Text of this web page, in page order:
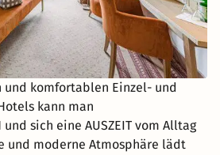
und komfortablen Einzel- und
kann man
und sich eine AUSZEIT vom Alltag
und moderne Atmosphäre lädt